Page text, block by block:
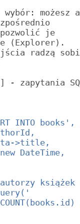
wybór: możesz
je
(Explorer).
radzą
- zapytania
INTO
>title,
DateTime,
książek